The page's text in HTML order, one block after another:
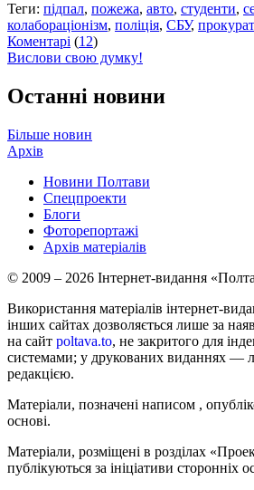
Теги: підпал, пожежа, авто, студенти,
колабораціонізм, поліція, СБУ,
Коментарі (12)
Вислови свою думку!
Останні новини
Більше новин
Архів
Новини Полтави
Спецпроекти
Блоги
Фоторепортажі
Архів матеріалів
© 2009 – 2026 Інтернет-видання
Використання матеріалів інтернет-
інших сайтах дозволяється лише за
на сайт poltava.to, не закритого для
системами; у друкованих виданнях —
редакцією.
Матеріали, позначені написом ,
основі.
Матеріали, розміщені в розділах
публікуються за ініціативи сторонніх